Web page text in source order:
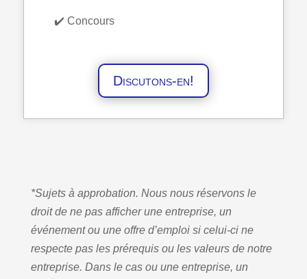
✔️ Concours
Discutons-en!
*Sujets à approbation. Nous nous réservons le
droit de ne pas afficher une entreprise, un
événement ou une offre d’emploi si celui-ci ne
respecte pas les prérequis ou les valeurs de notre
entreprise. Dans le cas ou une entreprise, un